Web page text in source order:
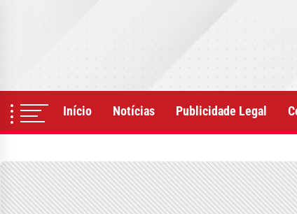
Início Notícias Publicidade Legal